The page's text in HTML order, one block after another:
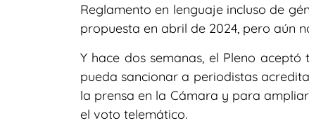
Reglamento en lenguaje incluso de
propuesta en abril de 2024, pero aún
Y hace dos semanas, el Pleno
pueda sancionar a periodistas
la prensa en la Cámara y para
el voto telemático.